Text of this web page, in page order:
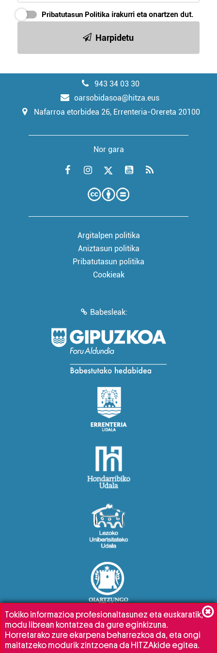
Pribatutasun Politika irakurri eta onartzen dut.
Harpidetu
943 34 03 30
oarsobidasoa@hitza.eus
Nafarroa etorbidea 26, Errenteria-Orereta 20100
Nor gara
Argitalpen politika
Aniztasun politika
Pribatutasun politika
Cookieak
Babesleak:
Tokiko informazioa profesionaltasunez eta euskaratik,
modu librean kontatzea da gure eginkizuna.
Horretarako zure ekarpena beharrezkoa da, eta ongi
maitatzeko modurik zintzoena da HITZAkide egitea.